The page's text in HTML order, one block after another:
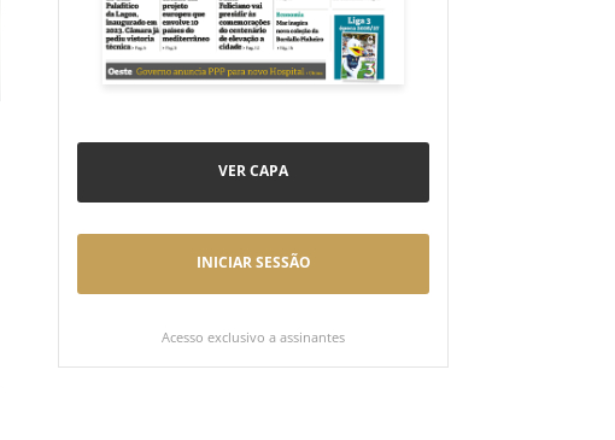
VER CAPA
INICIAR SESSÃO
Acesso exclusivo a assinantes